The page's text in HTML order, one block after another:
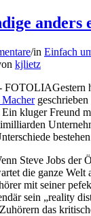
anders
/in Einfach
kjlietz
Gestern
geschrieben
kluger Freund
Steve Jobs der
die ganze Welt
mit seiner
sein „reality
das